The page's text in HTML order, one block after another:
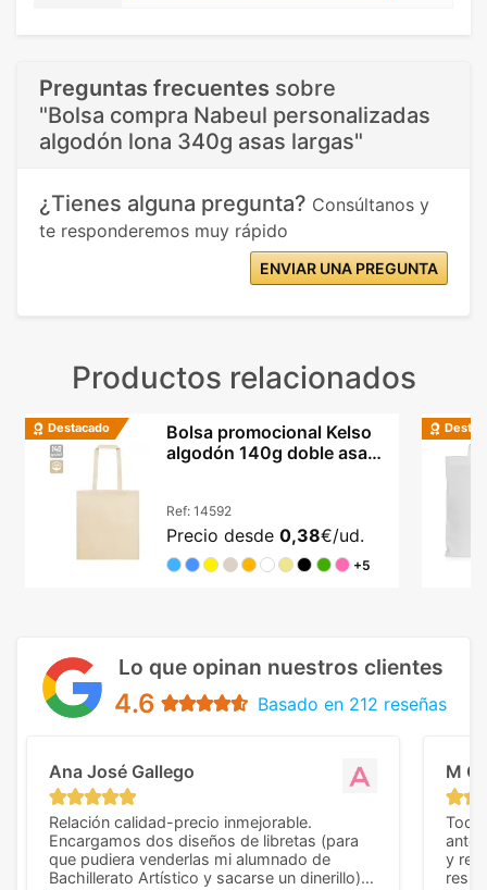
Preguntas frecuentes sobre
"Bolsa compra Nabeul personalizadas
algodón lona 340g asas largas"
¿Tienes alguna pregunta? Consúltanos y
te responderemos muy rápido
ENVIAR UNA PREGUNTA
Productos relacionados
Destacado
Bolsa promocional Kelso
algodón 140g doble asa
Ref: 14592
Precio desde 0,38€/ud.
+5
Lo que opinan nuestros clientes
4.6 Basado en 212 reseñas
Ana José Gallego
Relación calidad-precio inmejorable.
Encargamos dos diseños de libretas (para
que pudiera venderlas mi alumnado de
Bachillerato Artístico y sacarse un dinerillo) y
M C
Todo
y